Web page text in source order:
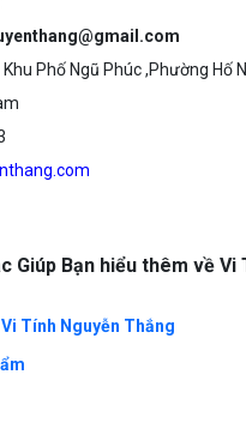
Phố Ngũ Phúc ,Phường Hố
Giúp Bạn hiểu thêm về Vi
Tính Nguyễn Thắng